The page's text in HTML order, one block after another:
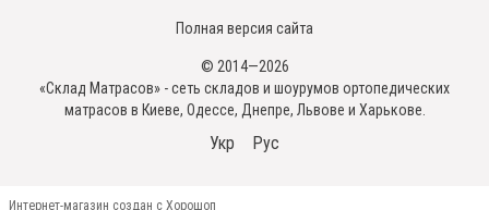
Полная версия сайта
© 2014—2026
«Склад Матрасов» - сеть складов и шоурумов ортопедических
матрасов в Киеве, Одессе, Днепре, Львове и Харькове.
Укр Рус
Интернет-магазин создан с Хорошоп